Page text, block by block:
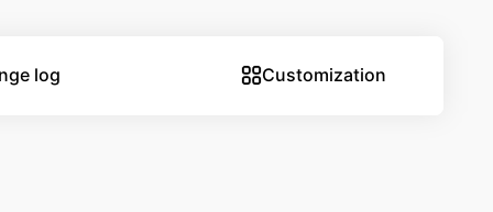
log Customization